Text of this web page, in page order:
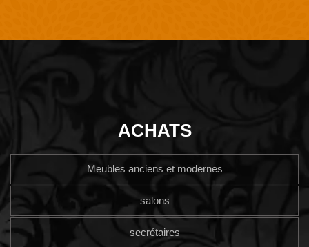
ACHATS
Meubles anciens et modernes
salons
secrétaires